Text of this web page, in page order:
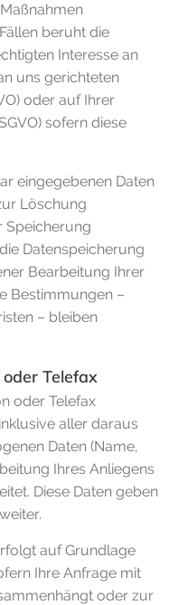
beruht die
Interesse an
uns gerichteten
oder auf Ihrer
sofern diese
eingegebenen Daten
Löschung
Speicherung
Datenspeicherung
Bearbeitung Ihrer
Bestimmungen –
– bleiben
Telefax
oder Telefax
aller daraus
Daten (Name,
Ihres Anliegens
Diese Daten geben
auf Grundlage
Ihre Anfrage mit
oder zur